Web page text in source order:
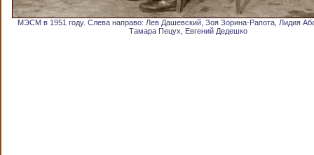
МЭСМ в 1951 году. Слева направо: Лев Дашевский, Зоя Зорина-Рапота, Лидия
Тамара Пецух, Евгений Дедешко